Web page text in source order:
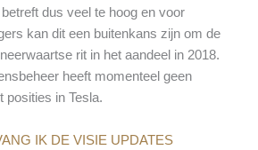
dus veel te hoog en voor
kan dit een buitenkans zijn om de
rit in het aandeel in 2018.
heeft momenteel geen
posities in Tesla.
IK DE VISIE UPDATES